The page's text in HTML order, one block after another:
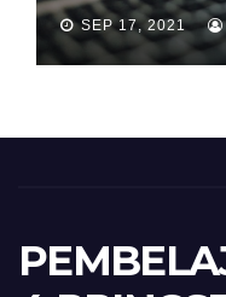
SEP 17, 2021